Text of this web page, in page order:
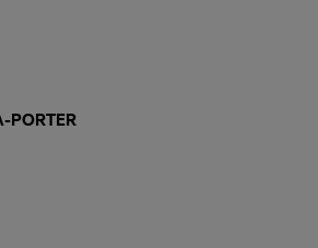
PORTER